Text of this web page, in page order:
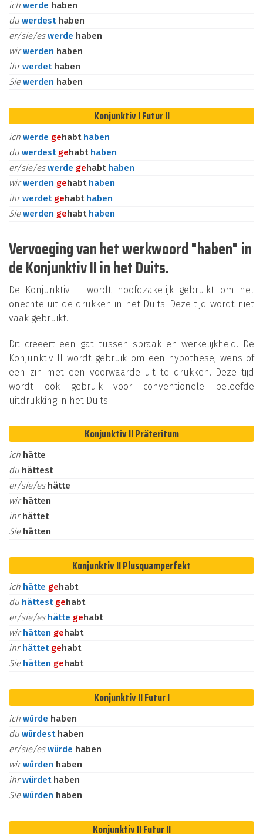
ich werde haben
du werdest haben
er/sie/eswerde haben
wirwerden haben
ihrwerdet haben
Siewerden haben
Konjunktiv I Futur II
ich werde gehabt haben
du werdest gehabt haben
er/sie/eswerde gehabt haben
wirwerden gehabt haben
ihrwerdet gehabt haben
Siewerden gehabt haben
Vervoeging van het werkwoord "haben" in
de Konjunktiv II in het Duits.
De Konjunktiv II wordt hoofdzakelijk gebruikt om het
onechte uit de drukken in het Duits. Deze tijd wordt niet
vaak gebruikt.
Dit creëert een gat tussen spraak en werkelijkheid. De
Konjunktiv II wordt gebruik om een hypothese, wens of
een zin met een voorwaarde uit te drukken. Deze tijd
wordt ook gebruik voor conventionele beleefde
uitdrukking in het Duits.
Konjunktiv II Präteritum
ich hätte
du hättest
er/sie/es hätte
wirhätten
ihrhättet
Sie hätten
Konjunktiv II Plusquamperfekt
ich hätte gehabt
du hättest gehabt
er/sie/es hätte gehabt
wirhätten gehabt
ihrhättet gehabt
Sie hätten gehabt
Konjunktiv II Futur I
ich würde haben
du würdest haben
er/sie/eswürde haben
wirwürden haben
ihrwürdet haben
Siewürden haben
Konjunktiv II Futur II